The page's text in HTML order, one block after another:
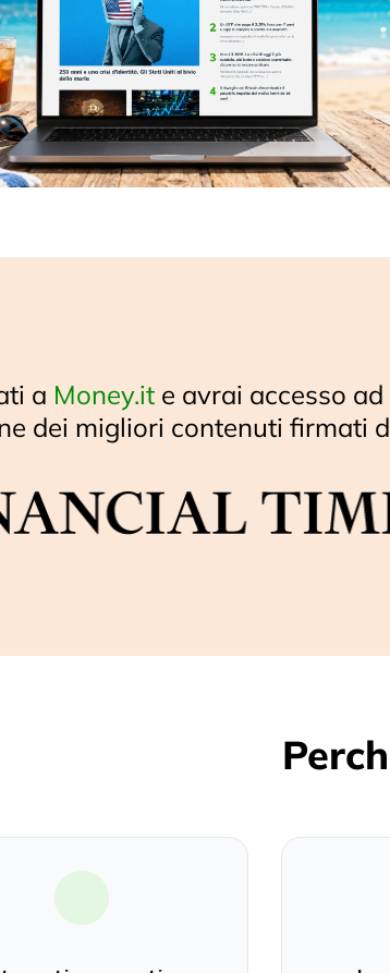
a Money.it e avrai accesso ad
dei migliori contenuti firmati